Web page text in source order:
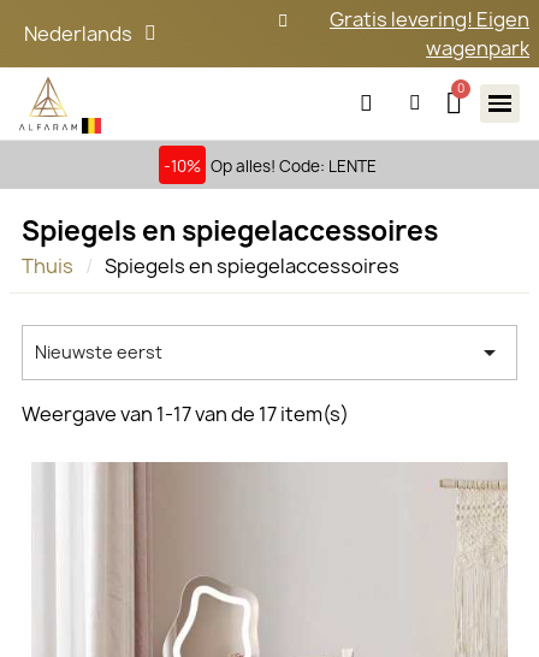
Nederlands
Gratis levering! Eigen
wagenpark
-10% Op alles! Code: LENTE
Spiegels en spiegelaccessoires
Thuis Spiegels en spiegelaccessoires
Nieuwste eerst 
Weergave van 1-17 van de 17 item(s)